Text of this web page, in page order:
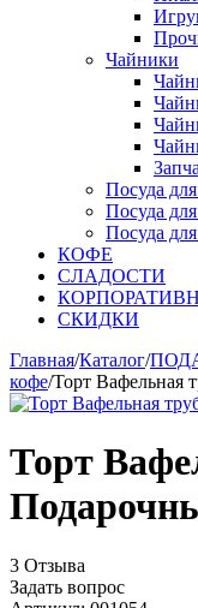
Чайники
Посуда
Посуда
Посуда
КОФЕ
СЛАДОСТИ
СКИДКИ
Главная/Каталог/
кофе/Торт Вафельная
Торт
3 Отзыва
Задать вопрос